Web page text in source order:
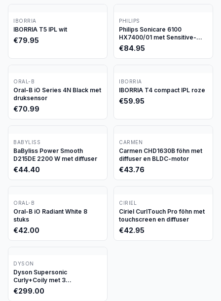
IBORRIA
IBORRIA T5 IPL wit
€79.95
PHILIPS
Philips Sonicare 6100
HX7400/01 met Sensitive-
stand
€84.95
ORAL-B
Oral-B iO Series 4N Black met
druksensor
€70.99
IBORRIA
IBORRIA T4 compact IPL roze
€59.95
BABYLISS
BaByliss Power Smooth
D215DE 2200 W met diffuser
€44.40
CARMEN
Carmen CHD1630B föhn met
diffuser en BLDC-motor
€43.76
ORAL-B
Oral-B iO Radiant White 8
stuks
€42.00
CIRIEL
Ciriel CurlTouch Pro föhn met
touchscreen en diffuser
€42.95
DYSON
Dyson Supersonic
Curly+Coily met 3
opzetstukken
€299.00